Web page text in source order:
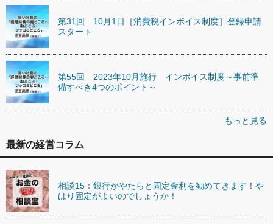
第31回 10月1日［消費税インボイス制度］登録申請
スタート
第55回 2023年10月施行 インボイス制度～事前準
備すべき4つのポイント～
もっと見る
最新の経営コラム
相談15：銀行がやたらと固定金利を勧めてきます！や
はり固定がよいのでしょうか！